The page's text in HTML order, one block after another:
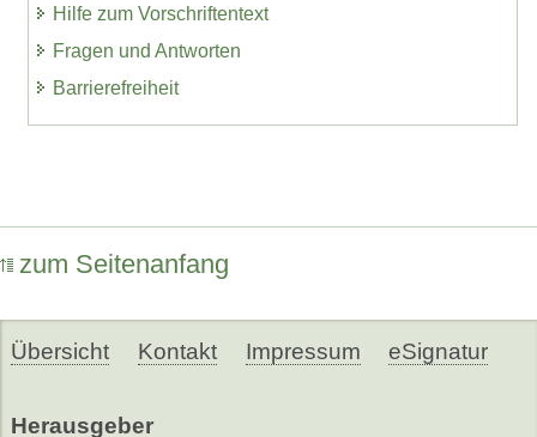
Hilfe zum Vorschriftentext
Fragen und Antworten
Barrierefreiheit
zum Seitenanfang
Übersicht Kontakt Impressum eSignatur
Herausgeber